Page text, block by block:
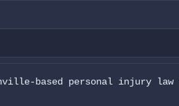
based personal injury